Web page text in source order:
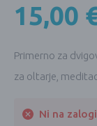
15,00
Primerno za
za oltarje,
Ni na zalogi